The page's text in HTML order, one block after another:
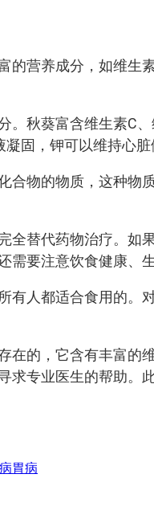
的营养成分，如维生
。秋葵富含维生素C
固，钾可以维持心
合物的物质，这种物
全替代药物治疗。如
需要注意饮食健康、
有人都适合食用的。
在的，它含有丰富的
求专业医生的帮助。
胃病